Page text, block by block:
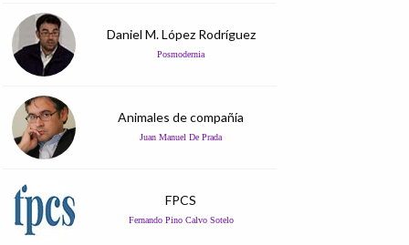
Daniel M. López Rodríguez
Posmodernia
Animales de compañía
Juan Manuel De Prada
FPCS
Fernando Pino Calvo Sotelo